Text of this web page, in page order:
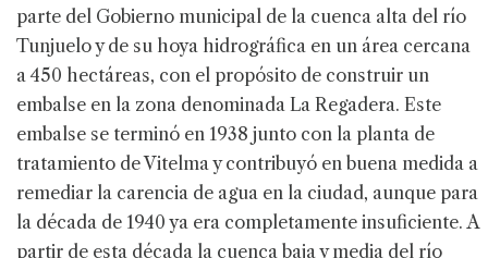
parte del Gobierno municipal de la cuenca alta del río
Tunjuelo y de su hoya hidrográfica en un área cercana
a 450 hectáreas, con el propósito de construir un
embalse en la zona denominada La Regadera. Este
embalse se terminó en 1938 junto con la planta de
tratamiento de Vitelma y contribuyó en buena medida a
remediar la carencia de agua en la ciudad, aunque para
la década de 1940 ya era completamente insuficiente. A
partir de esta década la cuenca baja y media del río